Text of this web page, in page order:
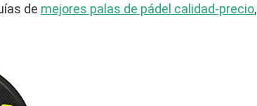
de mejores palas de pádel calidad-precio,